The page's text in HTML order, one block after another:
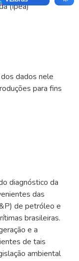
(Ipea)
dados nele
para fins
diagnóstico da
das
de petróleo e
brasileiras.
e a
de tais
ambiental